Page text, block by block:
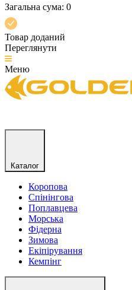
Загальна сума: 0
Товар доданий
Переглянути
Меню
Каталог
Коропова
Спінінгова
Поплавцева
Морська
Фідерна
Зимова
Екіпірування
Кемпінг